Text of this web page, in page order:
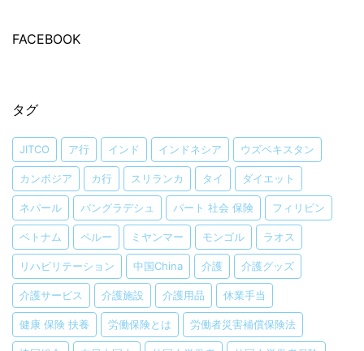
FACEBOOK
タグ
JITCO ア行 インド インドネシア ウズベキスタン
カンボジア カ行 スリランカ タイ ダイエット
ネパール バングラデシュ パート 社会 保険 フィリピン
ベトナム ペルー ミヤンマー モンゴル ラオス
リハビリテーション 中国China 介護 介護グッズ
介護サービス 介護施設 介護用品 休業手当
健康 保険 扶養 労働保険とは 労働者災害補償保険法